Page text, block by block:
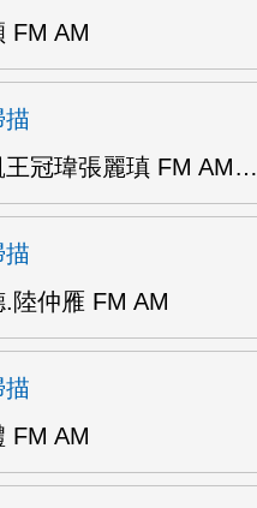
FM AM
描
王冠瑋張麗瑱 FM AM…
描
陸仲雁 FM AM
描
FM AM